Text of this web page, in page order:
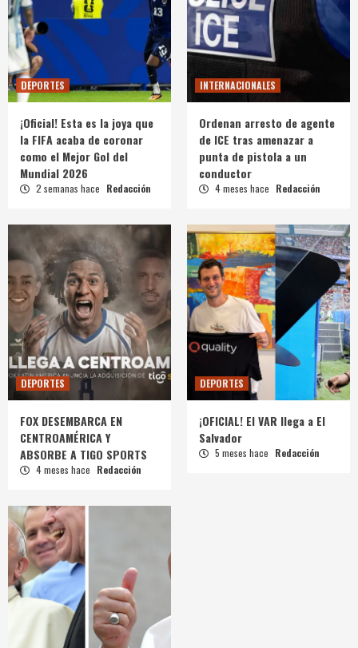
DEPORTES
¡Oficial! Esta es la joya que
la FIFA acaba de coronar
como el Mejor Gol del
Mundial 2026
2 semanas hace Redacción
INTERNACIONALES
Ordenan arresto de agente
de ICE tras amenazar a
punta de pistola a un
conductor
4 meses hace Redacción
DEPORTES
FOX DESEMBARCA EN
CENTROAMÉRICA Y
ABSORBE A TIGO SPORTS
4 meses hace Redacción
DEPORTES
¡OFICIAL! El VAR llega a El
Salvador
5 meses hace Redacción